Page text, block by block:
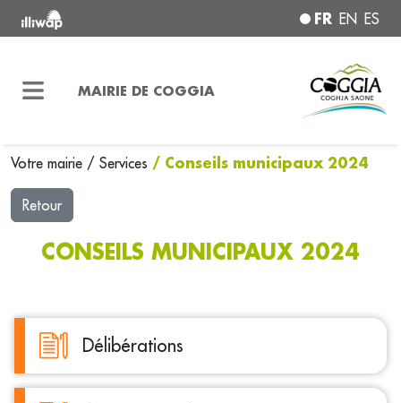
FR EN ES
MAIRIE DE COGGIA
Votre mairie / Services / Conseils municipaux 2024
Retour
CONSEILS MUNICIPAUX 2024
Délibérations